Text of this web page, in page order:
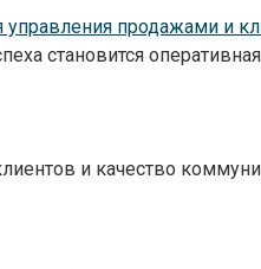
продажами и
становится
и качество